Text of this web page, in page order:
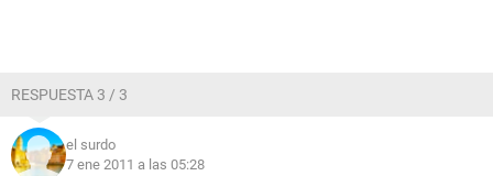
RESPUESTA 3 / 3
el surdo
7 ene 2011 a las 05:28